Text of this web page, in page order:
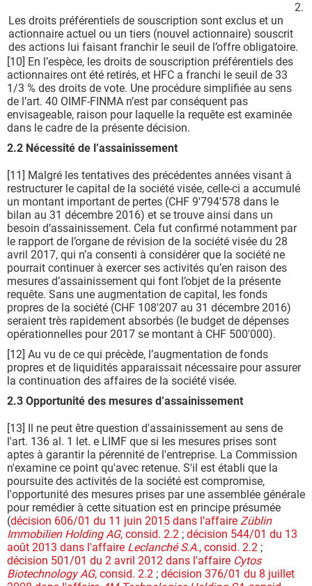
2.
Les droits préférentiels de souscription sont exclus et un
actionnaire actuel ou un tiers (nouvel actionnaire) souscrit
des actions lui faisant franchir le seuil de l’offre obligatoire.
[10] En l’espèce, les droits de souscription préférentiels des
actionnaires ont été retirés, et HFC a franchi le seuil de 33
1/3 % des droits de vote. Une procédure simplifiée au sens
de l’art. 40 OIMF-FINMA n’est par conséquent pas
envisageable, raison pour laquelle la requête est examinée
dans le cadre de la présente décision.
2.2 Nécessité de l’assainissement
[11] Malgré les tentatives des précédentes années visant à
restructurer le capital de la société visée, celle-ci a accumulé
un montant important de pertes (CHF 9'794'578 dans le
bilan au 31 décembre 2016) et se trouve ainsi dans un
besoin d’assainissement. Cela fut confirmé notamment par
le rapport de l’organe de révision de la société visée du 28
avril 2017, qui n’a consenti à considérer que la société ne
pourrait continuer à exercer ses activités qu’en raison des
mesures d’assainissement qui font l’objet de la présente
requête. Sans une augmentation de capital, les fonds
propres de la société (CHF 108'207 au 31 décembre 2016)
seraient très rapidement absorbés (le budget de dépenses
opérationnelles pour 2017 se montant à CHF 500'000).
[12] Au vu de ce qui précède, l’augmentation de fonds
propres et de liquidités apparaissait nécessaire pour assurer
la continuation des affaires de la société visée.
2.3 Opportunité des mesures d’assainissement
[13] Il ne peut être question d'assainissement au sens de
l'art. 136 al. 1 let. e LIMF que si les mesures prises sont
aptes à garantir la pérennité de l'entreprise. La Commission
n'examine ce point qu'avec retenue. S'il est établi que la
poursuite des activités de la société est compromise,
l'opportunité des mesures prises par une assemblée générale
pour remédier à cette situation est en principe présumée
(décision 606/01 du 11 juin 2015 dans l’affaire Züblin
Immobilien Holding AG, consid. 2.2 ; décision 544/01 du 13
août 2013 dans l'affaire Leclanché S.A., consid. 2.2 ;
décision 501/01 du 2 avril 2012 dans l'affaire Cytos
Biotechnology AG, consid. 2.2 ; décision 376/01 du 8 juillet